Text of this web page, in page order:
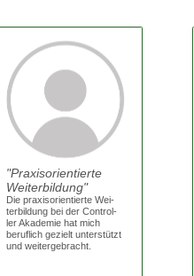
Pra­xis­ori­en­tier­te
Wei­ter­bil­dung
Die pra­xis­ori­en­tier­te Wei­
ter­bil­dung bei der Con­trol­
ler Aka­de­mie hat mich
beruf­lich gezielt unter­stützt
und wei­ter­ge­bracht.